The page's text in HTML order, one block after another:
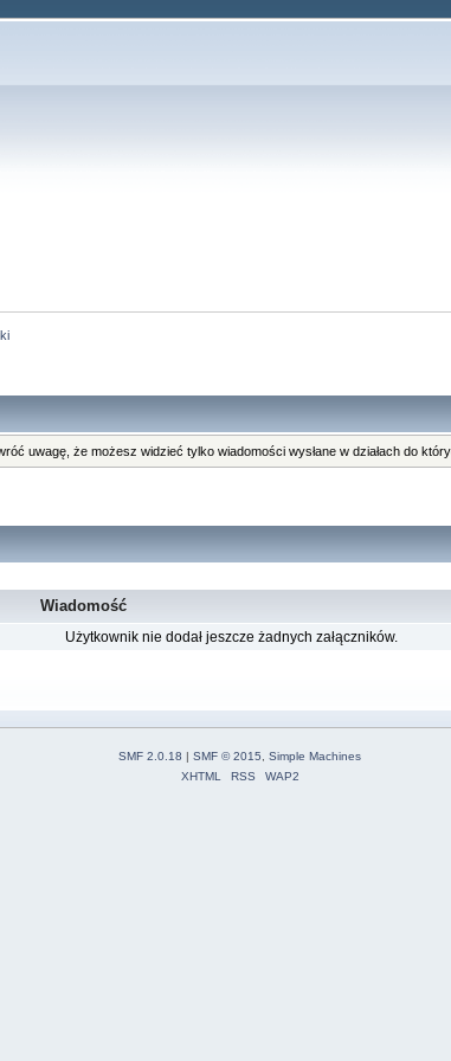
uwagę, że możesz widzieć tylko wiadomości wysłane w działach do
Wiadomość
Użytkownik nie dodał jeszcze żadnych załączników.
SMF 2.0.18 | SMF © 2015
Simple Machines
XHTML
RSS WAP2